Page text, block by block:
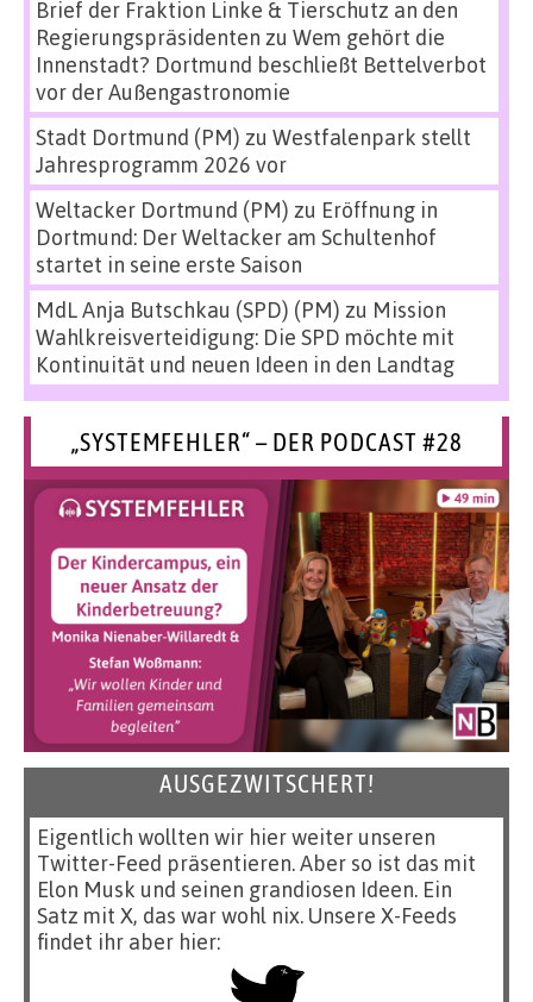
Brief der Fraktion Linke & Tierschutz an den
Regierungspräsidenten zu Wem gehört die
Innenstadt? Dortmund beschließt Bettelverbot
vor der Außengastronomie
Stadt Dortmund (PM) zu Westfalenpark stellt
Jahresprogramm 2026 vor
Weltacker Dortmund (PM) zu Eröffnung in
Dortmund: Der Weltacker am Schultenhof
startet in seine erste Saison
MdL Anja Butschkau (SPD) (PM) zu Mission
Wahlkreisverteidigung: Die SPD möchte mit
Kontinuität und neuen Ideen in den Landtag
„SYSTEMFEHLER“ – DER PODCAST #28
AUSGEZWITSCHERT!
Eigentlich wollten wir hier weiter unseren
Twitter-Feed präsentieren. Aber so ist das mit
Elon Musk und seinen grandiosen Ideen. Ein
Satz mit X, das war wohl nix. Unsere X-Feeds
findet ihr aber hier: